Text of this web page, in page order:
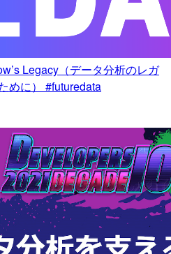
Legacy（データ分析のレガ
めに） #futuredata